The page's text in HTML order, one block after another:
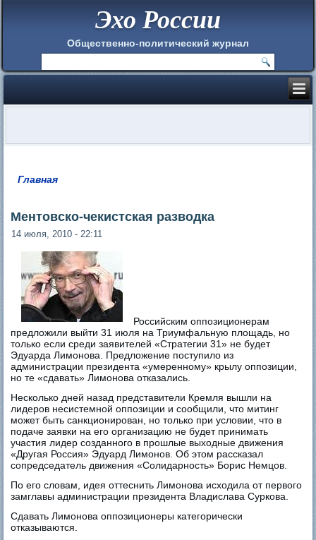
Эхо России
Общественно-политический журнал
Главная
Ментовско-чекистская разводка
14 июля, 2010 - 22:11
Российским оппозиционерам
предложили выйти 31 июля на Триумфальную площадь, но
только если среди заявителей «Стратегии 31» не будет
Эдуарда Лимонова. Предложение поступило из
администрации президента «умеренному» крылу оппозиции,
но те «сдавать» Лимонова отказались.
Несколько дней назад представители Кремля вышли на
лидеров несистемной оппозиции и сообщили, что митинг
может быть санкционирован, но только при условии, что в
подаче заявки на его организацию не будет принимать
участия лидер созданного в прошлые выходные движения
«Другая Россия» Эдуард Лимонов. Об этом рассказал
сопредседатель движения «Солидарность» Борис Немцов.
По его словам, идея оттеснить Лимонова исходила от первого
замглавы администрации президента Владислава Суркова.
Сдавать Лимонова оппозиционеры категорически
отказываются.